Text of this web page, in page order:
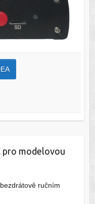
pro modelovou
ručním